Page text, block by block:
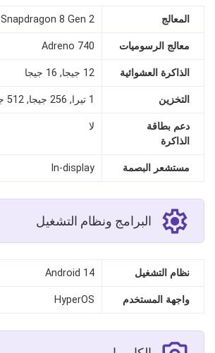
المعالج Snapdragon 8 Gen 2
معالج الرسوميات Adreno 740
الذاكرة العشوائية 12 جيجا, 16 جيجا
التخزين 1 تيرا, 256 جيجا, 512 جيجا
دعم بطاقة
الذاكرة
لا
مستشعر البصمة In‑display
البرامج ونظام التشغيل
نظام التشغيل Android 14
واجهة المستخدم HyperOS